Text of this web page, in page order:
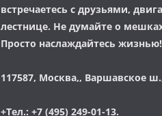
встречаетесь с друзьями,
лестнице. Не думайте о
Просто наслаждайтесь жизнью!
117587, Москва,, Варшавское
+Тел.: +7 (495) 249-01-13.